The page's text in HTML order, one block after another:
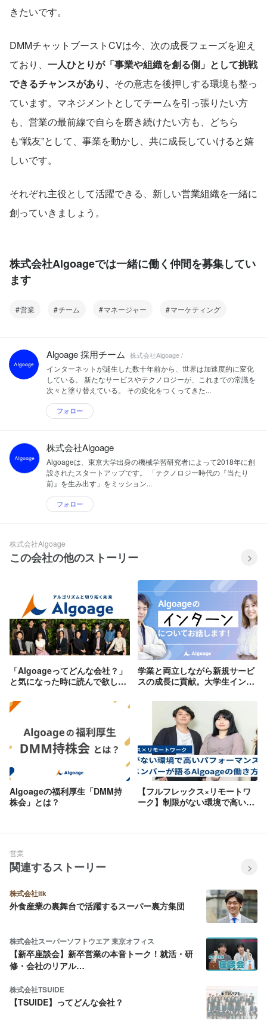
きたいです。
DMMチャットブーストCVは今、次の成長フェーズを迎え
ており、 一人ひとりが「事業や組織を創る側」として挑戦
できるチャンスがあり、 その意志を後押しする環境も整っ
ています。マネジメントとしてチームを引っ張りたい方
も、営業の最前線で自らを磨き続けたい方も、どちら
も“戦友”として、事業を動かし、共に成長していけると嬉
しいです。
それぞれ主役として活躍できる、新しい営業組織を一緒に
創っていきましょう。
株式会社Algoageでは一緒に働く仲間を募集してい
ます
営業 チーム マネージャー マーケティング
Algoage 採用チーム 株式会社Algoage /
インターネットが誕生した数十年前から、世界は加速度的に変化
している。 新たなサービスやテクノロジーが、これまでの常識を
次々と塗り替えている。 その変化をつくってきた...
フォロー
株式会社Algoage
Algoageは、東京大学出身の機械学習研究者によって2018年に創
設されたスタートアップです。 「テクノロジー時代の『当たり
前』を生み出す」をミッション...
フォロー
株式会社Algoage
この会社の他のストーリー
「Algoageってどんな会社？」
と気になった時に読んで欲しい
学業と両立しながら新規サービ
スの成長に貢献。大学生インタ
るワケ
Algoageの福利厚生「DMM持
株会」とは？
【フルフレックス×リモートワ
ーク】制限がない環境で高いパ
営業
関連するストーリー
株式会社itk
外食産業の裏舞台で活躍するスーパー裏方集団
株式会社スーパーソフトウエア 東京オフィス
【新卒座談会】新卒営業の本音トーク！就活・研
修・会社のリアル…
株式会社TSUIDE
【TSUIDE】ってどんな会社？